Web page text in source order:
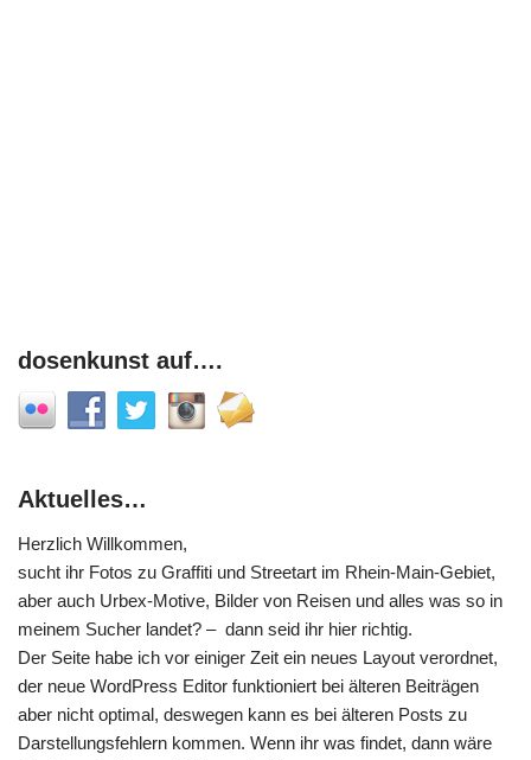
dosenkunst auf….
Aktuelles…
Herzlich Willkommen,
sucht ihr Fotos zu Graffiti und Streetart im Rhein-Main-Gebiet,
aber auch Urbex-Motive, Bilder von Reisen und alles was so in
meinem Sucher landet? – dann seid ihr hier richtig.
Der Seite habe ich vor einiger Zeit ein neues Layout verordnet,
der neue WordPress Editor funktioniert bei älteren Beiträgen
aber nicht optimal, deswegen kann es bei älteren Posts zu
Darstellungsfehlern kommen. Wenn ihr was findet, dann wäre